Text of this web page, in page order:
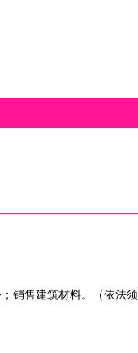
销售建筑材料。（依法